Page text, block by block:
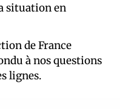
situation en
de France
à nos questions
lignes.